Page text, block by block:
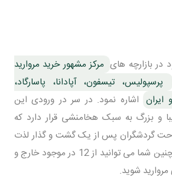
در بازارچه های مرکز مشهور خرید مروارید
پرسپولیس، تیسفون، آپادانا، پاسارگاد،
ایران اشاره نمود. در سر در ورودی این
و بزرگ به سبک هخامنشی قرار دارد که
گردشگران پس از یک گشت و گذار لذت
بخش خواهد بود. همچنین شما می توانید از 12 در موجود خارج و
شوید.